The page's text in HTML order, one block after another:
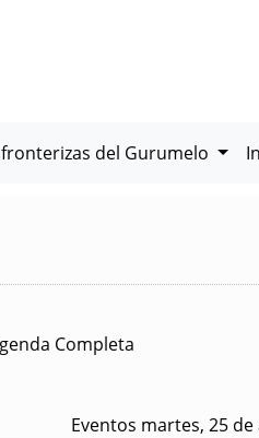
del Gurumelo
Completa
Eventos martes, 25